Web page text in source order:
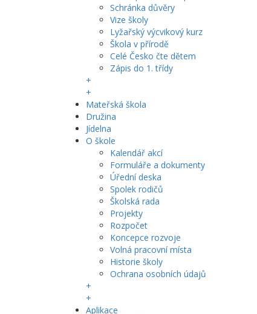
Schránka důvěry
Vize školy
Lyžařský výcvikový kurz
Škola v přírodě
Celé Česko čte dětem
Zápis do 1. třídy
+
+
Mateřská škola
Družina
Jídelna
O škole
Kalendář akcí
Formuláře a dokumenty
Úřední deska
Spolek rodičů
Školská rada
Projekty
Rozpočet
Koncepce rozvoje
Volná pracovní místa
Historie školy
Ochrana osobních údajů
+
+
Aplikace